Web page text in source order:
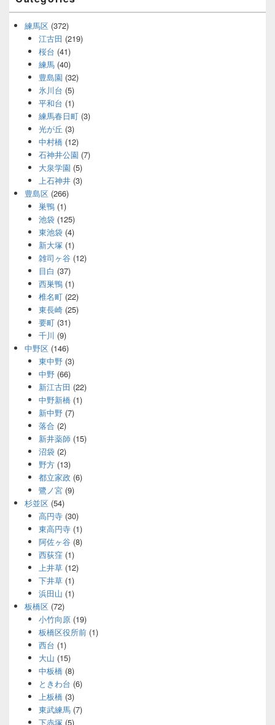
練馬区 (372)
江古田 (219)
桜台 (41)
練馬(40)
豊島園 (32)
氷川台 (5)
平和台 (1)
練馬春日町(3)
光が丘 (3)
中村橋(12)
石神井公園 (7)
大泉学園 (5)
上石神井(3)
豊島区 (266)
巣鴨(1)
池袋(125)
東池袋(4)
新大塚(1)
雑司ヶ谷(12)
目白 (37)
西巣鴨(1)
椎名町(22)
東長崎(25)
要町(31)
千川 (9)
中野区 (146)
東中野(3)
中野(66)
新江古田 (22)
中野新橋(1)
新中野(7)
落合(2)
新井薬師(15)
沼袋(2)
野方(13)
都立家政 (6)
鷺ノ宮(9)
杉並区 (54)
高円寺(30)
東高円寺(1)
阿佐ヶ谷(8)
西荻窪(1)
上井草(12)
下井草(1)
浜田山 (1)
板橋区 (72)
小竹向原(19)
板橋区役所前(1)
西台 (1)
大山 (15)
中板橋(8)
ときわ台 (6)
上板橋(3)
東武練馬(7)
下赤塚(5)